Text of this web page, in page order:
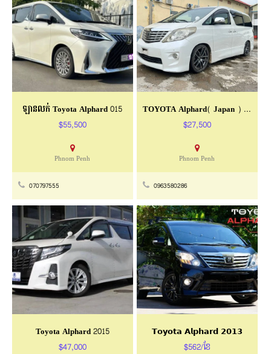
ឡានលក់ Toyota Alphard 015
$55,500
Phnom Penh
070797555
TOYOTA Alphard( Japan ) 2011
$27,500
Phnom Penh
0963580286
Toyota Alphard 2015
$47,000
𝗧𝗼𝘆𝗼𝘁𝗮 𝗔𝗹𝗽𝗵𝗮𝗿𝗱 𝟮𝟬𝟭𝟯
$562/ខែ